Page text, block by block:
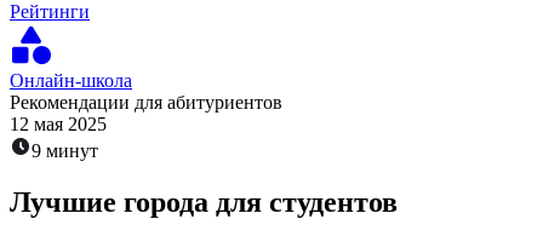
Рейтинги
Онлайн-школа
Рекомендации для абитуриентов
12 мая 2025
9 минут
Лучшие города для студентов